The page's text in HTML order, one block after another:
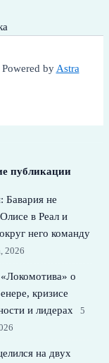
byAstra
публикации
Бавария не
в Реал и
него команду
2026
о
кризисе
и лидерах
5
на двух